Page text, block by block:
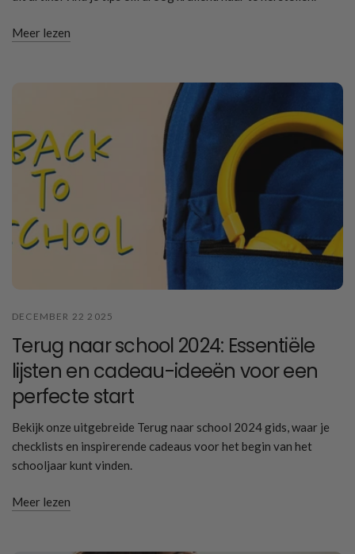
Meer lezen
DECEMBER 22 2025
Terug naar school 2024: Essentiële
lijsten en cadeau-ideeën voor een
perfecte start
Bekijk onze uitgebreide Terug naar school 2024 gids, waar je
checklists en inspirerende cadeaus voor het begin van het
schooljaar kunt vinden.
Meer lezen